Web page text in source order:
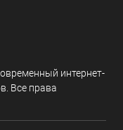
интернет-
Все права